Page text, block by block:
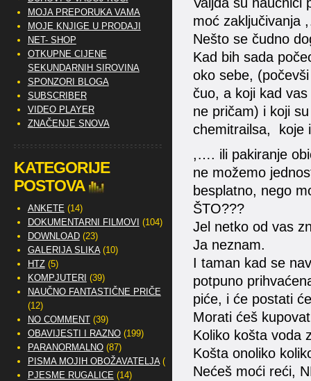
moć
Nešto se čudno
Kad bih sada
oko sebe,
čuo, a koji kad
ne pričam) i koji
chemitrailsa, koje
,…. ili pakiranje
ne možemo
besplatno, nego
ŠTO???
Jel netko od vas
Ja neznam.
I taman kad se
potpuno
piće, i će postati
Morati ćeš
Koliko košta voda
Košta onoliko
Nećeš moći reći,
MOJA PREPORUKA VAMA
MOJE KNJIGE U PRODAJI
NET- SHOP
OTKUPNE CIJENE
SEKUNDARNIH SIROVINA
SPONZORI BLOGA
SUBSCRIBER
VIDEO PLAYER
ZNAČENJE SNOVA
KATEGORIJE
POSTOVA
ANKETE (14)
DOKUMENTARNI FILMOVI (104)
DOWNLOAD(23)
GALERIJA SLIKA(10)
HTZ(5)
KOMPJUTERI (39)
NAUČNO FANTASTIČNE PRIČE
(12)
NO COMMENT(39)
OBAVIJESTI I RAZNO(199)
PARANORMALNO(87)
PISMA MOJIH OBOŽAVATELJA(2)
PJESME RUGALICE (14)